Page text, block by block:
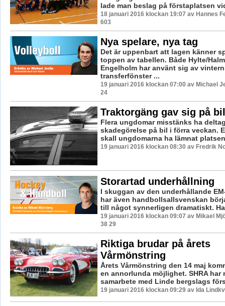
lade man beslag på förstaplatsen
18 januari 2016 klockan 19:07 av Hannes
603
Nya spelare, nya tag
Det är uppenbart att lagen känner
toppen av tabellen. Både Hylte/
Engelholm har använt sig av
transferfönster ...
19 januari 2016 klockan 07:00 av Michael
24
Traktorgäng gav sig på bil
Flera ungdomar misstänks ha
skadegörelse på bil i förra veckan.
skall ungdomarna ha lämnat
19 januari 2016 klockan 08:30 av Fredrik
Storartad underhållning
I skuggan av den underhållande
har även handbollsallsvenskan
till något synnerligen dramatiskt.
19 januari 2016 klockan 09:07 av Mikael
38 29
Riktiga brudar på årets
Vårmönstring
Årets Vårmönstring den 14 maj
en annorlunda möjlighet. SHRA har
samarbete med Linde bergslags
19 januari 2016 klockan 09:29 av Ida